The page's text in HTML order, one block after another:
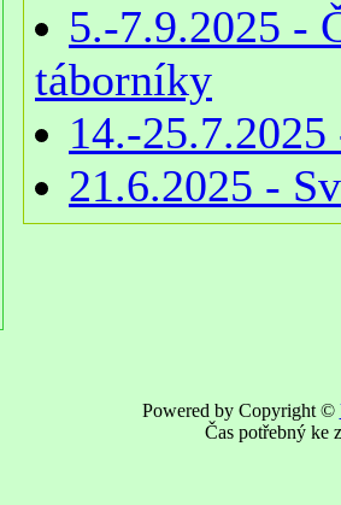
5.-7.9.2025 -
táborníky
14.-
21.6.2025 -
Powered by Copyright ©
Čas potřebný ke